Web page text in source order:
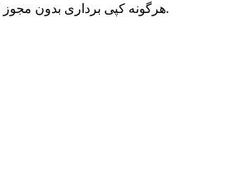
هرگونه کپی برداری بدون مجوز کتبی، مشمول ماده 12 فصل سوم قانون جرائم رایانه ای بوده و پیگرد قانونی خواهد داشت.